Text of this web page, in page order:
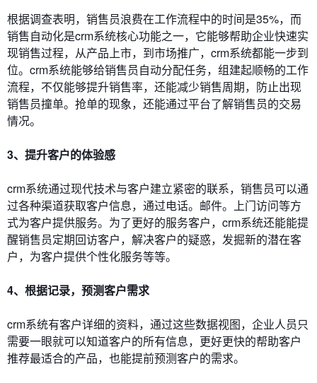
根据调查表明，销售员浪费在工作流程中的时间是35%，而
销售自动化是crm系统核心功能之一，它能够帮助企业快速实
现销售过程，从产品上市，到市场推广，crm系统都能一步到
位。crm系统能够给销售员自动分配任务，组建起顺畅的工作
流程，不仅能够提升销售率，还能减少销售周期，防止出现
销售员撞单。抢单的现象，还能通过平台了解销售员的交易
情况。
3、提升客户的体验感
crm系统通过现代技术与客户建立紧密的联系，销售员可以通
过各种渠道获取客户信息，通过电话。邮件。上门访问等方
式为客户提供服务。为了更好的服务客户，crm系统还能能提
醒销售员定期回访客户，解决客户的疑惑，发掘新的潜在客
户，为客户提供个性化服务等等。
4、根据记录，预测客户需求
crm系统有客户详细的资料，通过这些数据视图，企业人员只
需要一眼就可以知道客户的所有信息，更好更快的帮助客户
推荐最适合的产品，也能提前预测客户的需求。